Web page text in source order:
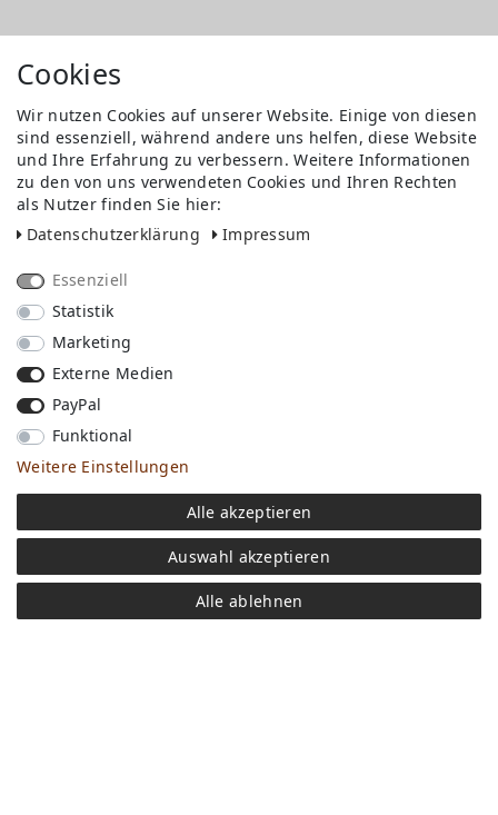
Versandkosten
Bezahlen
Widerrufs­recht
Impressum
Store
FAQ
Jobs
Cookies
Wir nutzen Cookies auf unserer Website. Einige von diesen
sind essenziell, während andere uns helfen, diese Website
und Ihre Erfahrung zu verbessern. Weitere Informationen
zu den von uns verwendeten Cookies und Ihren Rechten
als Nutzer finden Sie hier:
Daten­schutz­erklärung
Impressum
Essenziell
Statistik
Marketing
Externe Medien
PayPal
Funktional
Weitere Einstellungen
Alle akzeptieren
Auswahl akzeptieren
Alle ablehnen